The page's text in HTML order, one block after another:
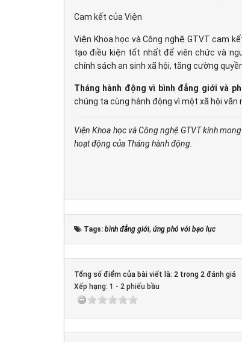
Cam kết của Viện
Viện Khoa học và Công nghệ GTVT cam
tạo điều kiện tốt nhất để viên chức và
chính sách an sinh xã hội, tăng cường
Tháng hành động vì bình đẳng giới và
chúng ta cùng hành động vì một xã hội văn
Viện Khoa học và Công nghệ GTVT kính
hoạt động của Tháng hành động.
Tags: bình đẳng giới, ứng phó với bạo lực
Tổng số điểm của bài viết là: 2 trong 2 đánh giá
Xếp hạng: 1 - 2 phiếu bầu